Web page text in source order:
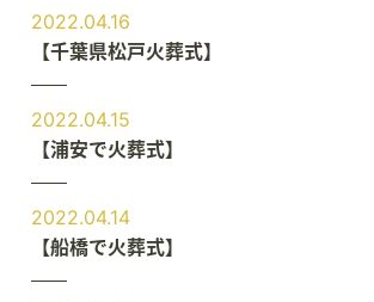
2022.04.16
【千葉県松戸火葬式】
2022.04.15
【浦安で火葬式】
2022.04.14
【船橋で火葬式】